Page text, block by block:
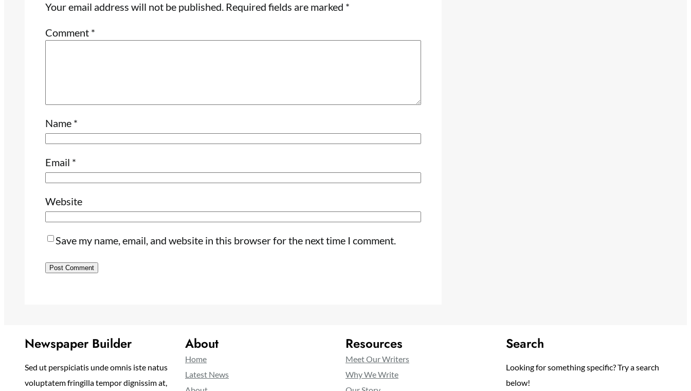
Your email address will not be published. Required fields are marked *
Comment *
Name *
Email *
Website
Save my name, email, and website in this browser for the next time I comment.
Newspaper Builder
Sed ut perspiciatis unde omnis iste natus
voluptatem fringilla tempor dignissim at,
About
Home
Latest News
Resources
Meet Our Writers
Why We Write
Search
Looking for something specific? Try a search
below!